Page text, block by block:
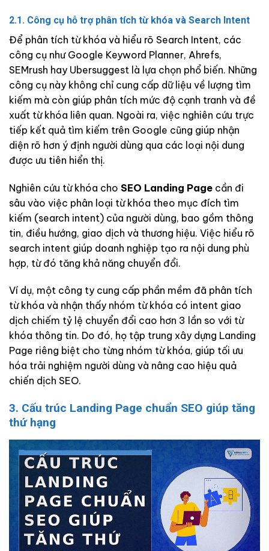
2.1. Công cụ hỗ trợ phân tích từ khóa và Search Intent
Để phân tích từ khóa và hiểu rõ Search Intent, các
công cụ như Google Keyword Planner, Ahrefs,
SEMrush hay Ubersuggest là lựa chọn phổ biến. Những
công cụ này không chỉ cung cấp dữ liệu về lượng tìm
kiếm mà còn giúp phân tích mức độ cạnh tranh và đề
xuất từ khóa liên quan. Ngoài ra, việc nghiên cứu trực
tiếp kết quả tìm kiếm trên Google cũng giúp nhận
diện rõ hơn ý định người dùng qua các loại nội dung
được ưu tiên hiển thị.
Nghiên cứu từ khóa cho SEO Landing Page cần đi
sâu vào việc phân loại từ khóa theo mục đích tìm
kiếm (search intent) của người dùng, bao gồm thông
tin, điều hướng, giao dịch và thương hiệu. Việc hiểu rõ
search intent giúp doanh nghiệp tạo ra nội dung phù
hợp, từ đó tăng khả năng chuyển đổi.
Ví dụ, một công ty cung cấp phần mềm đã phân tích
từ khóa và nhận thấy nhóm từ khóa có intent giao
dịch chiếm tỷ lệ chuyển đổi cao hơn 3 lần so với từ
khóa thông tin. Do đó, họ tập trung xây dựng Landing
Page riêng biệt cho từng nhóm từ khóa, giúp tối ưu
hóa trải nghiệm người dùng và nâng cao hiệu quả
chiến dịch SEO.
3. Cấu trúc Landing Page chuẩn SEO giúp tăng
thứ hạng